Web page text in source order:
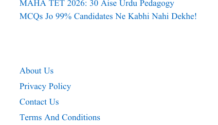
MAHA TET 2026: 30 Aise Urdu Pedagogy
MCQs Jo 99% Candidates Ne Kabhi Nahi Dekhe!
About Us
Privacy Policy
Contact Us
Terms And Conditions